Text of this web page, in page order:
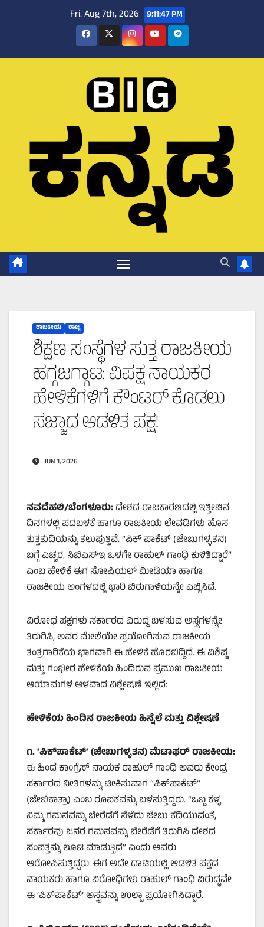
Fri. Aug 7th, 2026 9:11:48 PM
ರಾಜಕೀಯ ರಾಜ್ಯ
ಶಿಕ್ಷಣ ಸಂಸ್ಥೆಗಳ ಸುತ್ತ ರಾಜಕೀಯ
ಹಗ್ಗಜಗ್ಗಾಟ: ವಿಪಕ್ಷ ನಾಯಕರ
ಹೇಳಿಕೆಗಳಿಗೆ ಕೌಂಟರ್ ಕೊಡಲು
ಸಜ್ಜಾದ ಆಡಳಿತ ಪಕ್ಷ!
JUN 1, 2026
ನವದೆಹಲಿ/ಬೆಂಗಳೂರು:ದೇಶದ ರಾಜಕಾರಣದಲ್ಲಿ ಇತ್ತೀಚಿನ
ದಿನಗಳಲ್ಲಿ ಪದಬಳಕೆ ಹಾಗೂ ರಾಜಕೀಯ ಲೇವಡಿಗಳು ಹೊಸ
ತುತ್ತತುದಿಯನ್ನು ತಲುಪುತ್ತಿವೆ. “ಪಿಕ್‌ ಪಾಕೆಟ್ (ಜೇಬುಗಳ್ಳತನ)
ಬಗ್ಗೆ ಎಚ್ಚರ, ಸಿಬಿಎಸ್‌ಇ ಒಳಗೇ ರಾಹುಲ್‌ ಗಾಂಧಿ ಕುಳಿತಿದ್ದಾರೆ”
ಎಂಬ ಹೇಳಿಕೆ ಈಗ ಸೋಷಿಯಲ್ ಮೀಡಿಯಾ ಹಾಗೂ
ರಾಜಕೀಯ ಅಂಗಳದಲ್ಲಿ ಭಾರಿ ಬಿರುಗಾಳಿಯನ್ನೇ ಎಬ್ಬಿಸಿದೆ.
ವಿರೋಧ ಪಕ್ಷಗಳು ಸರ್ಕಾರದ ವಿರುದ್ಧ ಬಳಸುವ ಅಸ್ತ್ರಗಳನ್ನೇ
ತಿರುಗಿಸಿ, ಅವರ ಮೇಲೆಯೇ ಪ್ರಯೋಗಿಸುವ ರಾಜಕೀಯ
ತಂತ್ರಗಾರಿಕೆಯ ಭಾಗವಾಗಿ ಈ ಹೇಳಿಕೆ ಹೊರಬಿದ್ದಿದೆ. ಈ ವಿಶಿಷ್ಟ
ಮತ್ತು ಗಂಭೀರ ಹೇಳಿಕೆಯ ಹಿಂದಿರುವ ಪ್ರಮುಖ ರಾಜಕೀಯ
ಆಯಾಮಗಳ ಆಳವಾದ ವಿಶ್ಲೇಷಣೆ ಇಲ್ಲಿದೆ:
ಹೇಳಿಕೆಯ ಹಿಂದಿನ ರಾಜಕೀಯ ಹಿನ್ನೆಲೆ ಮತ್ತು ವಿಶ್ಲೇಷಣೆ
೧.‘ಪಿಕ್‌ಪಾಕೆಟ್‘ (ಜೇಬುಗಳ್ಳತನ) ಮೆಟಾಫರ್ ರಾಜಕೀಯ:
ಈ ಹಿಂದೆ ಕಾಂಗ್ರೆಸ್ ನಾಯಕ ರಾಹುಲ್ ಗಾಂಧಿ ಅವರು ಕೇಂದ್ರ
ಸರ್ಕಾರದ ನೀತಿಗಳನ್ನು ಟೀಕಿಸುವಾಗ “ಪಿಕ್‌ಪಾಕೆಟ್”
(ಜೇಬಿಕಾತ್ರಾ) ಎಂಬ ರೂಪಕವನ್ನು ಬಳಸುತ್ತಿದ್ದರು. “ಒಬ್ಬ ಕಳ್ಳ
ನಿಮ್ಮ ಗಮನವನ್ನು ಬೇರೆಡೆಗೆ ಸೆಳೆದು ಜೇಬು ಕದಿಯುವಂತೆ,
ಸರ್ಕಾರವು ಜನರ ಗಮನವನ್ನು ಬೇರೆಡೆಗೆ ತಿರುಗಿಸಿ ದೇಶದ
ಸಂಪತ್ತನ್ನು ಲೂಟಿ ಮಾಡುತ್ತಿದೆ” ಎಂದು ಅವರು
ಆರೋಪಿಸುತ್ತಿದ್ದರು. ಈಗ ಅದೇ ದಾಟಿಯಲ್ಲಿ ಆಡಳಿತ ಪಕ್ಷದ
ನಾಯಕರು ಹಾಗೂ ವಿರೋಧಿಗಳು ರಾಹುಲ್ ಗಾಂಧಿ ವಿರುದ್ಧವೇ
ಈ ‘ಪಿಕ್‌ಪಾಕೆಟ್’ ಅಸ್ತ್ರವನ್ನು ಉಲ್ಟಾ ಪ್ರಯೋಗಿಸಿದ್ದಾರೆ.